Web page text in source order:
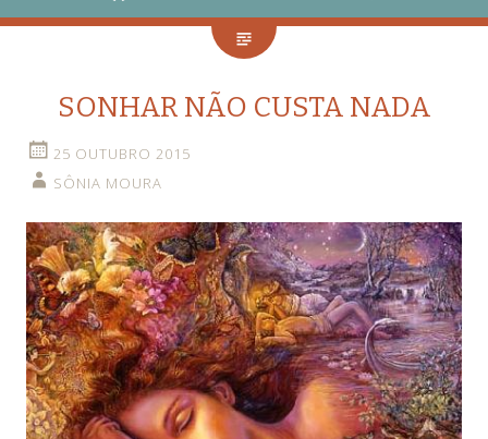
SONHAR NÃO CUSTA NADA
25 OUTUBRO 2015
SÔNIA MOURA